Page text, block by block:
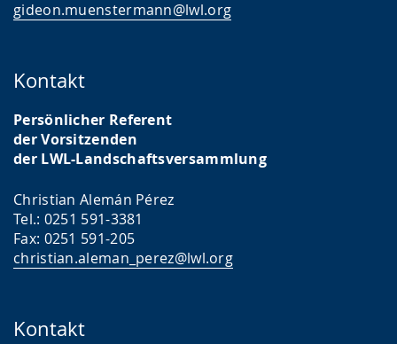
.
gideon.muenstermann@lwl.org
Kontakt
Persönlicher Referent
der Vorsitzenden
der LWL-Landschaftsversammlung
Christian Alemán Pérez
Tel.: 0251 591-3381
Fax: 0251 591-205
christian.aleman_perez@lwl.org
Kontakt